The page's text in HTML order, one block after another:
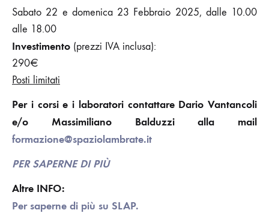
Sabato 22 e domenica 23 Febbraio 2025, dalle 10.00
alle 18.00
Investimento (prezzi IVA inclusa):
290€
Posti limitati
Per i corsi e i laboratori contattare Dario Vantancoli
e/o Massimiliano Balduzzi alla mail
formazione@spaziolambrate.it
PER SAPERNE DI PIÙ
Altre INFO:
Per saperne di più su SLAP.